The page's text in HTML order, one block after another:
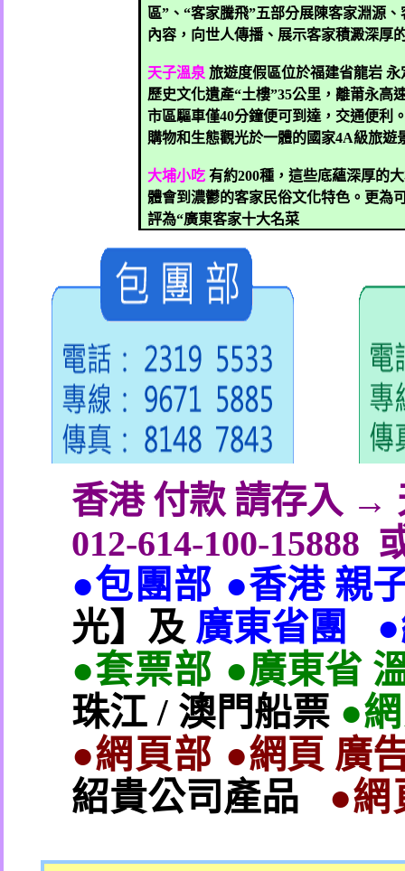
區”、“客家騰飛”五部分展陳客家淵源
內容，向世人傳播、展示客家積澱深厚
天子溫泉 旅遊度假區位於福建省龍岩 永
歷史文化遺產“土樓”35公里 ，離莆永高
市區驅車僅40分鐘便可到達，交通便利
購物和生態觀光於一體的國家4A級旅遊
大埔小吃 有約200種，這些底蘊深厚的
體會到濃鬱的客家民俗文化特色。更為
評為“廣東客家十大名菜
香港 付款 請存入 →
012-614-100-15888
●包團部 ●香港 親
光】及 廣東省團
●套票部 ●廣東省
珠江/ 澳門船票 ●
●網頁部 ●網頁 廣
紹貴公司產品
●網